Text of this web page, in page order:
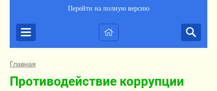
Перейти на полную версию
Главная
Противодействие коррупции